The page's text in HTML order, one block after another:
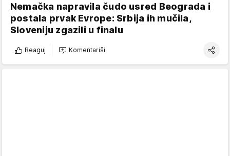
Nemačka napravila čudo usred Beograda i
postala prvak Evrope: Srbija ih mučila,
Sloveniju zgazili u finalu
Reaguj Komentariši